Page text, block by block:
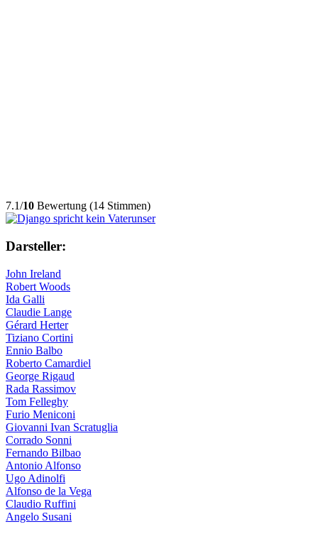
7.1/10 Bewertung (14 Stimmen)
Darsteller:
John Ireland
Robert Woods
Ida Galli
Claudie Lange
Gérard Herter
Tiziano Cortini
Ennio Balbo
Roberto Camardiel
George Rigaud
Rada Rassimov
Tom Felleghy
Furio Meniconi
Giovanni Ivan Scratuglia
Corrado Sonni
Fernando Bilbao
Antonio Alfonso
Ugo Adinolfi
Alfonso de la Vega
Claudio Ruffini
Angelo Susani